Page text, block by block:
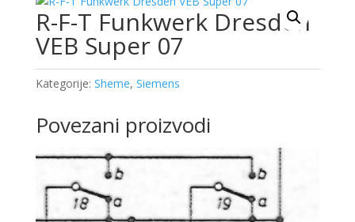
R-F-T Funkwerk Dresden
VEB Super 07
Kategorije: Sheme, Siemens
Povezani proizvodi